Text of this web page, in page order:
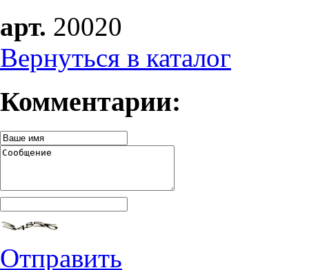
арт. 20020
Вернуться в каталог
Комментарии:
Отправить